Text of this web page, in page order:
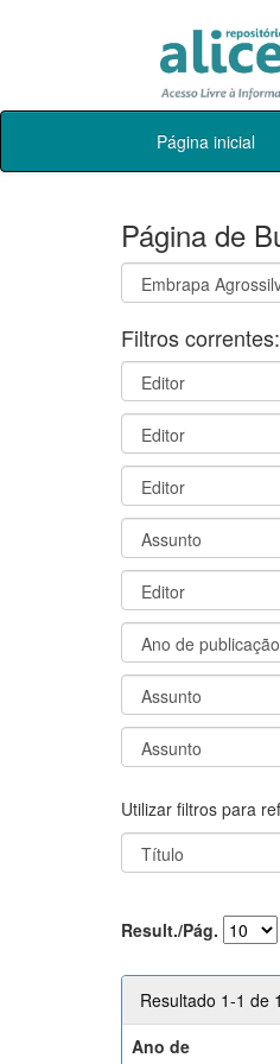
Skip
Página inicial
Página de
Filtros correntes:
Utilizar filtros para
Result./Pág.
Resultado 1-1 de
Ano de